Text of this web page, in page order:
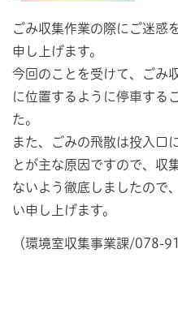
ごみ収集作業の際にご迷惑
申し上げます。
今回のことを受けて、ごみ
に位置するように停車する
た。
また、ごみの飛散は投入口
とが主な原因ですので、収
ないよう徹底しましたので
い申し上げます。
（環境室収集事業課/078-